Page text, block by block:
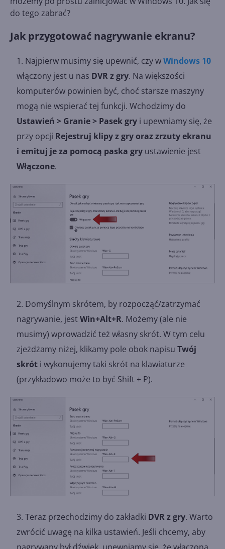
do tego zabrać?
Jak przygotować nagrywanie ekranu?
Najpierw musimy się upewnić, czy wWindows 10
włączony jest u nas DVR z gry. Na większości
komputerów powinien być, choć starsze maszyny
mogą nie wspierać tej funkcji. Wchodzimy do
Ustawień > Granie > Pasek gry i upewniamy się, że
przy opcji Rejestruj klipy z gry oraz zrzuty ekranu
i emituj je za pomocą paska gry ustawienie jest
Włączone.
Domyślnym skrótem, by rozpocząć/zatrzymać
nagrywanie, jestWin+Alt+R. Możemy (ale nie
musimy) wprowadzić też własny skrót. W tym celu
zjeżdżamy niżej, klikamy pole obok napisu Twój
skrót i wykonujemy taki skrót na klawiaturze
(przykładowo może to być Shift + P).
Teraz przechodzimy do zakładki DVR z gry. Warto
zwrócić uwagę na kilka ustawień. Jeśli chcemy, aby
nagrywany był dźwięk, upewniamy się, że włączona